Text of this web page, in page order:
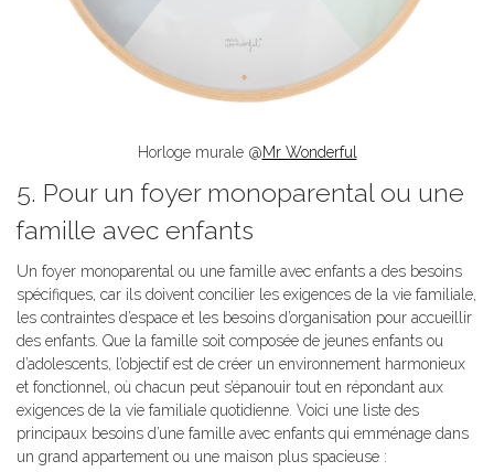
Horloge murale @Mr Wonderful
5. Pour un foyer monoparental ou une
famille avec enfants
Un foyer monoparental ou une famille avec enfants a des besoins
spécifiques, car ils doivent concilier les exigences de la vie familiale,
les contraintes d’espace et les besoins d’organisation pour accueillir
des enfants. Que la famille soit composée de jeunes enfants ou
d’adolescents, l’objectif est de créer un environnement harmonieux
et fonctionnel, où chacun peut s’épanouir tout en répondant aux
exigences de la vie familiale quotidienne. Voici une liste des
principaux besoins d’une famille avec enfants qui emménage dans
un grand appartement ou une maison plus spacieuse :